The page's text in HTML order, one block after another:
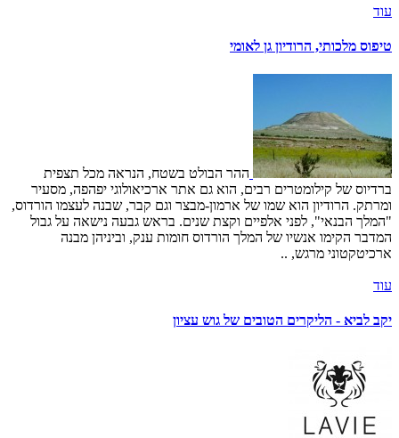
עוד
טיפוס מלכותי, הרודיון גן לאומי
ההר הבולט בשטח, הנראה מכל תצפית
ברדיוס של קילומטרים רבים, הוא גם אתר ארכיאולוגי יפהפה, מסעיר
ומרתק. הרודיון הוא שמו של ארמון-מבצר וגם קבר, שבנה לעצמו הורדוס,
"המלך הבנאי", לפני אלפיים וקצת שנים. בראש גבעה נישאה על גבול
המדבר הקימו אנשיו של המלך הורדוס חומות ענק, וביניהן מבנה
ארכיטקטוני מרגש, ..
עוד
יקב לביא - הליקרים הטובים של גוש עציון